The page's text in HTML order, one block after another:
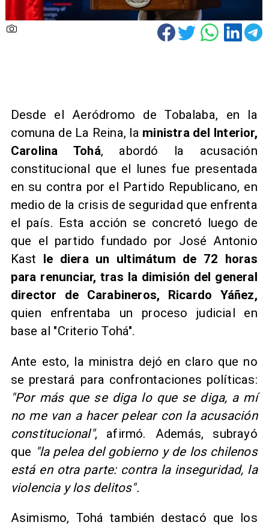
Desde el Aeródromo de Tobalaba, en la
comuna de La Reina, la ministra del Interior,
Carolina Tohá, abordó la acusación
constitucional que el lunes fue presentada
en su contra por el Partido Republicano, en
medio de la crisis de seguridad que enfrenta
el país. Esta acción se concretó luego de
que el partido fundado por José Antonio
Kast le diera un ultimátum de 72 horas
para renunciar, tras la dimisión del general
director de Carabineros, Ricardo Yáñez,
quien enfrentaba un proceso judicial en
base al "Criterio Tohá".
Ante esto, la ministra dejó en claro que no
se prestará para confrontaciones políticas:
"Por más que se diga lo que se diga, a mí
no me van a hacer pelear con la acusación
constitucional", afirmó. Además, subrayó
que "la pelea del gobierno y de los chilenos
está en otra parte: contra la inseguridad, la
violencia y los delitos".
Asimismo, Tohá también destacó que los